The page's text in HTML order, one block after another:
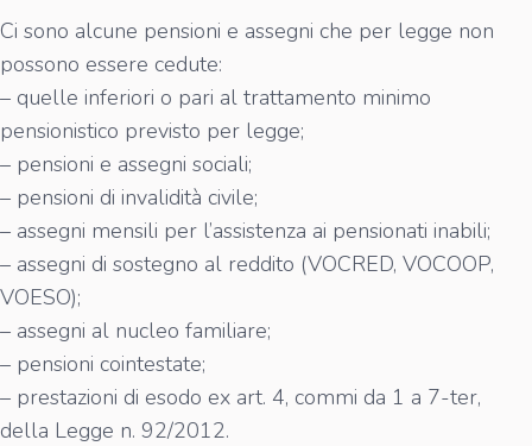
Ci sono alcune pensioni e assegni che per legge non
possono essere cedute:
– quelle inferiori o pari al trattamento minimo
pensionistico previsto per legge;
– pensioni e assegni sociali;
– pensioni di invalidità civile;
– assegni mensili per l’assistenza ai pensionati inabili;
– assegni di sostegno al reddito (VOCRED, VOCOOP,
VOESO);
– assegni al nucleo familiare;
– pensioni cointestate;
– prestazioni di esodo ex art. 4, commi da 1 a 7-ter,
della Legge n. 92/2012.